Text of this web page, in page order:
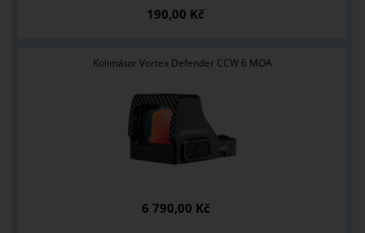
190,00 Kč
Kolimátor Vortex Defender CCW 6 MOA
6 790,00 Kč